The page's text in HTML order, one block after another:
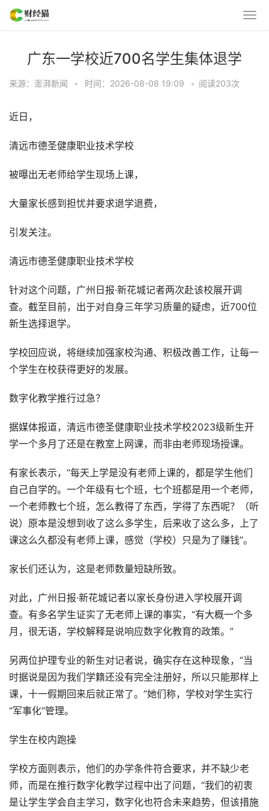
广东一学校近700名学生集体退学
来源：澎湃新闻 • 时间：2026-08-08 19:09 • 阅读203次
近日，
清远市德圣健康职业技术学校
被曝出无老师给学生现场上课，
大量家长感到担忧并要求退学退费，
引发关注。
清远市德圣健康职业技术学校
针对这个问题，广州日报·新花城记者两次赴该校展开调
查。截至目前，出于对自身三年学习质量的疑虑，近700位
新生选择退学。
学校回应说，将继续加强家校沟通、积极改善工作，让每一
个学生在校获得更好的发展。
数字化教学推行过急？
据媒体报道，清远市德圣健康职业技术学校2023级新生开
学一个多月了还是在教室上网课，而非由老师现场授课。
有家长表示，“每天上学是没有老师上课的，都是学生他们
自己自学的。一个年级有七个班，七个班都是用一个老师，
一个老师教七个班，怎么教得了东西，学得了东西呢？（听
说）原本是没想到收了这么多学生，后来收了这么多，上了
课这么久都没有老师上课，感觉（学校）只是为了赚钱”。
家长们还认为，这是老师数量短缺所致。
对此，广州日报·新花城记者以家长身份进入学校展开调
查。有多名学生证实了无老师上课的事实，“有大概一个多
月，很无语，学校解释是说响应数字化教育的政策。”
另两位护理专业的新生对记者说，确实存在这种现象，“当
时据说是因为我们学籍还没有完全注册好，所以只能那样上
课，十一假期回来后就正常了。”她们称，学校对学生实行
“军事化”管理。
学生在校内跑操
学校方面则表示，他们的办学条件符合要求，并不缺少老
师，而是在推行数字化教学过程中出了问题，“我们的初衷
是让学生学会自主学习，数字化也符合未来趋势，但该措施